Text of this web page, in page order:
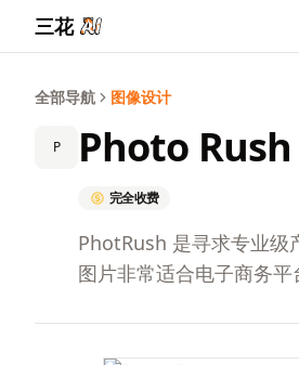
三花
全部导航 图像设计
P Photo Rush
完全收费
PhotRush 是寻求专业级
图片非常适合电子商务平